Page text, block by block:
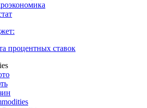
процентных ставок